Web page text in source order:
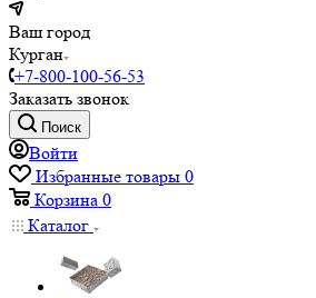
Ваш город
Курган
+7-800-100-56-53
Заказать звонок
Поиск
Войти
Избранные товары 0
Корзина 0
Каталог